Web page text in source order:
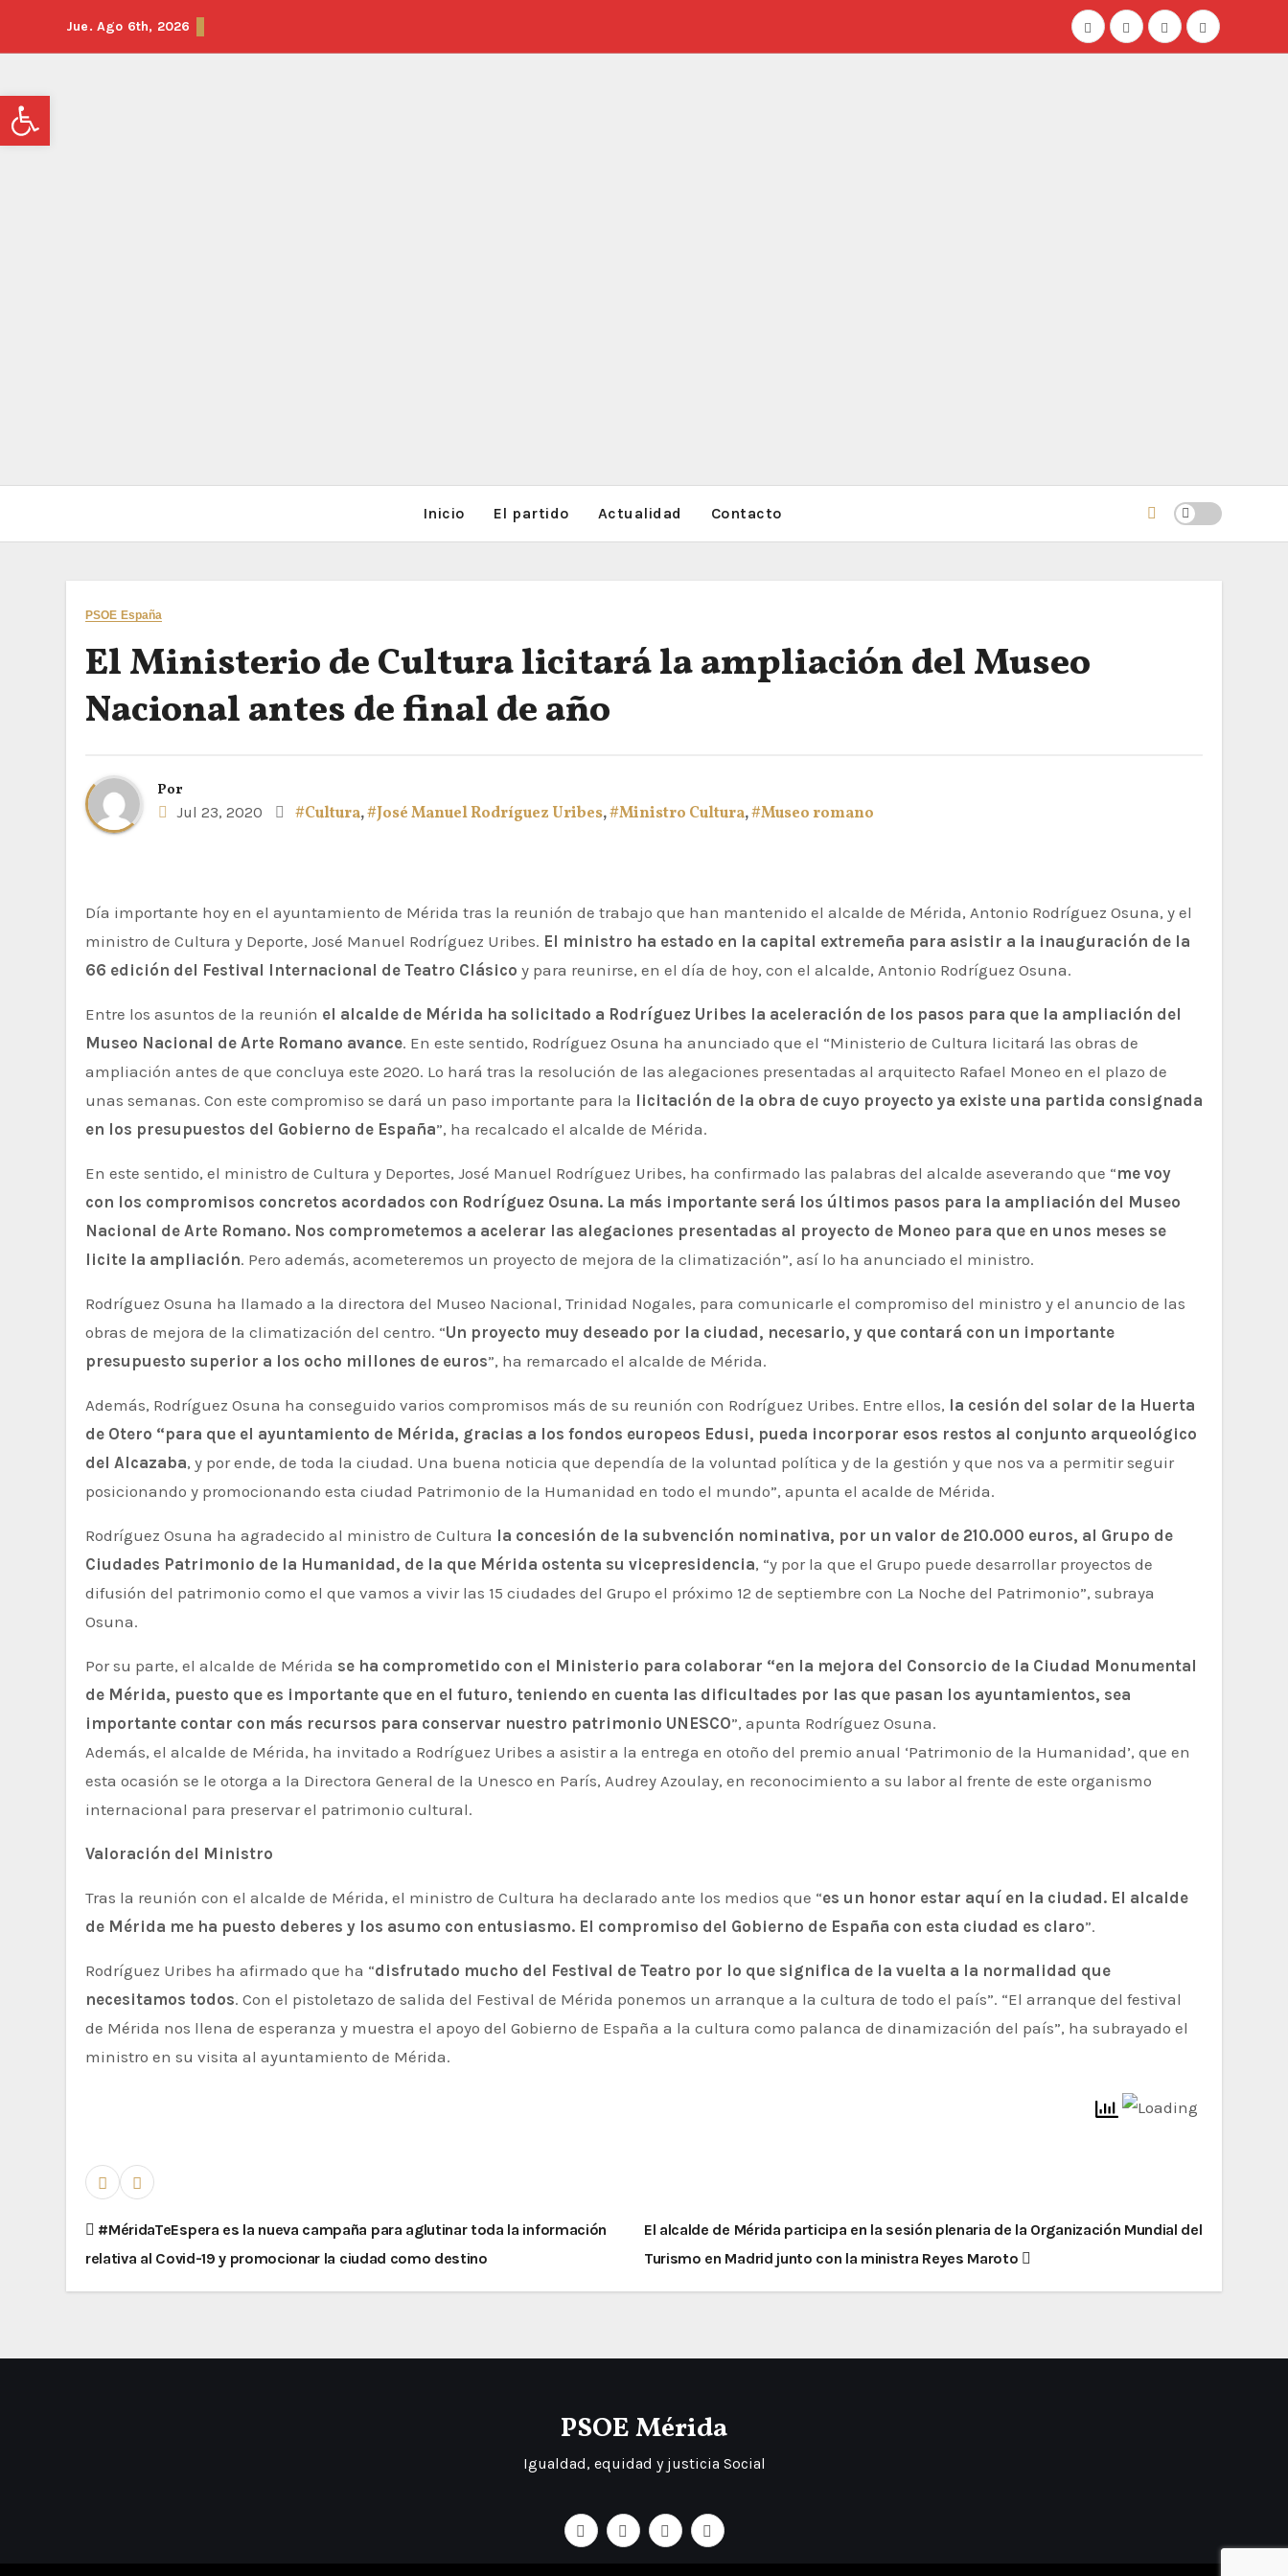
Jue. Ago 6th, 2026
Inicio El partido Actualidad Contacto
PSOE España
El Ministerio de Cultura licitará la ampliación del Museo
Nacional antes de final de año
Por
Jul 23, 2020
#Cultura,#José Manuel Rodríguez Uribes,#Ministro Cultura,#Museo romano
Día importante hoy en el ayuntamiento de Mérida tras la reunión de trabajo que han mantenido el alcalde de Mérida, Antonio Rodríguez Osuna, y el
ministro de Cultura y Deporte, José Manuel Rodríguez Uribes. El ministro ha estado en la capital extremeña para asistir a la inauguración de la
66 edición del Festival Internacional de Teatro Clásico y para reunirse, en el día de hoy, con el alcalde, Antonio Rodríguez Osuna.
Entre los asuntos de la reunión el alcalde de Mérida ha solicitado a Rodríguez Uribes la aceleración de los pasos para que la ampliación del
Museo Nacional de Arte Romano avance. En este sentido, Rodríguez Osuna ha anunciado que el “Ministerio de Cultura licitará las obras de
ampliación antes de que concluya este 2020. Lo hará tras la resolución de las alegaciones presentadas al arquitecto Rafael Moneo en el plazo de
unas semanas. Con este compromiso se dará un paso importante para la licitación de la obra de cuyo proyecto ya existe una partida consignada
en los presupuestos del Gobierno de España”, ha recalcado el alcalde de Mérida.
En este sentido, el ministro de Cultura y Deportes, José Manuel Rodríguez Uribes, ha confirmado las palabras del alcalde aseverando que “me voy
con los compromisos concretos acordados con Rodríguez Osuna. La más importante será los últimos pasos para la ampliación del Museo
Nacional de Arte Romano. Nos comprometemos a acelerar las alegaciones presentadas al proyecto de Moneo para que en unos meses se
licite la ampliación. Pero además, acometeremos un proyecto de mejora de la climatización”, así lo ha anunciado el ministro.
Rodríguez Osuna ha llamado a la directora del Museo Nacional, Trinidad Nogales, para comunicarle el compromiso del ministro y el anuncio de las
obras de mejora de la climatización del centro. “Un proyecto muy deseado por la ciudad, necesario, y que contará con un importante
presupuesto superior a los ocho millones de euros”, ha remarcado el alcalde de Mérida.
Además, Rodríguez Osuna ha conseguido varios compromisos más de su reunión con Rodríguez Uribes. Entre ellos, la cesión del solar de la Huerta
de Otero “para que el ayuntamiento de Mérida, gracias a los fondos europeos Edusi, pueda incorporar esos restos al conjunto arqueológico
del Alcazaba, y por ende, de toda la ciudad. Una buena noticia que dependía de la voluntad política y de la gestión y que nos va a permitir seguir
posicionando y promocionando esta ciudad Patrimonio de la Humanidad en todo el mundo”, apunta el acalde de Mérida.
Rodríguez Osuna ha agradecido al ministro de Cultura la concesión de la subvención nominativa, por un valor de 210.000 euros, al Grupo de
Ciudades Patrimonio de la Humanidad, de la que Mérida ostenta su vicepresidencia, “y por la que el Grupo puede desarrollar proyectos de
difusión del patrimonio como el que vamos a vivir las 15 ciudades del Grupo el próximo 12 de septiembre con La Noche del Patrimonio”, subraya
Osuna.
Por su parte, el alcalde de Mérida se ha comprometido con el Ministerio para colaborar “en la mejora del Consorcio de la Ciudad Monumental
de Mérida, puesto que es importante que en el futuro, teniendo en cuenta las dificultades por las que pasan los ayuntamientos, sea
importante contar con más recursos para conservar nuestro patrimonio UNESCO”, apunta Rodríguez Osuna.
Además, el alcalde de Mérida, ha invitado a Rodríguez Uribes a asistir a la entrega en otoño del premio anual ‘Patrimonio de la Humanidad’, que en
esta ocasión se le otorga a la Directora General de la Unesco en París, Audrey Azoulay, en reconocimiento a su labor al frente de este organismo
internacional para preservar el patrimonio cultural.
Valoración del Ministro
Tras la reunión con el alcalde de Mérida, el ministro de Cultura ha declarado ante los medios que “es un honor estar aquí en la ciudad. El alcalde
de Mérida me ha puesto deberes y los asumo con entusiasmo. El compromiso del Gobierno de España con esta ciudad es claro”.
Rodríguez Uribes ha afirmado que ha “disfrutado mucho del Festival de Teatro por lo que significa de la vuelta a la normalidad que
necesitamos todos. Con el pistoletazo de salida del Festival de Mérida ponemos un arranque a la cultura de todo el país”. “El arranque del festival
de Mérida nos llena de esperanza y muestra el apoyo del Gobierno de España a la cultura como palanca de dinamización del país”, ha subrayado el
ministro en su visita al ayuntamiento de Mérida.
#MéridaTeEspera es la nueva campaña para aglutinar toda la información
relativa al Covid-19 y promocionar la ciudad como destino
El alcalde de Mérida participa en la sesión plenaria de la Organización Mundial del
Turismo en Madrid junto con la ministra Reyes Maroto
PSOE Mérida
Igualdad, equidad y justicia Social
Abrir barra de herramientas